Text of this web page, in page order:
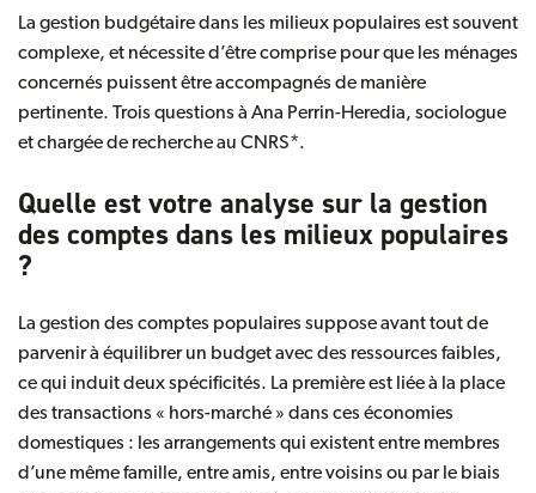
La gestion budgétaire dans les milieux populaires est souvent
complexe, et nécessite d’être comprise pour que les ménages
concernés puissent être accompagnés de manière
pertinente. Trois questions à Ana Perrin-Heredia, sociologue
et chargée de recherche au CNRS*.
Quelle est votre analyse sur la gestion
des comptes dans les milieux populaires
?
La gestion des comptes populaires suppose avant tout de
parvenir à équilibrer un budget avec des ressources faibles,
ce qui induit deux spécificités. La première est liée à la place
des transactions « hors-marché » dans ces économies
domestiques : les arrangements qui existent entre membres
d’une même famille, entre amis, entre voisins ou par le biais